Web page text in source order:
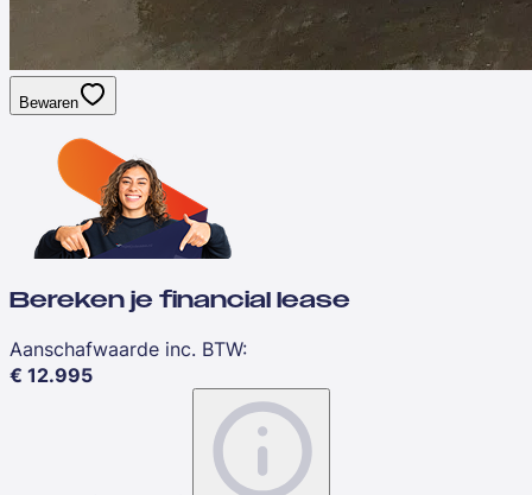
Bewaren
Bereken je financial lease
Aanschafwaarde inc. BTW:
€ 12.995